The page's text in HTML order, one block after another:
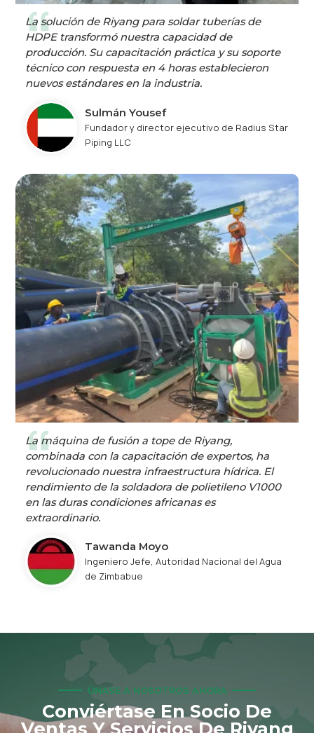
La solución de Riyang para soldar tuberías de
HDPE transformó nuestra capacidad de
producción. Su capacitación práctica y su soporte
técnico con respuesta en 4 horas establecieron
nuevos estándares en la industria.
Sulmán Yousef
Fundador y director ejecutivo de Radius Star
Piping LLC
La máquina de fusión a tope de Riyang,
combinada con la capacitación de expertos, ha
revolucionado nuestra infraestructura hídrica. El
rendimiento de la soldadora de polietileno V1000
en las duras condiciones africanas es
extraordinario.
Tawanda Moyo
Ingeniero Jefe, Autoridad Nacional del Agua
de Zimbabue
ÚNASE A NOSOTROS AHORA
Conviértase En Socio De
Ventas Y Servicios De Riyang